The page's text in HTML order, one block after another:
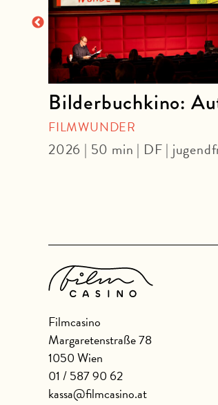
Bilderbuchkino:
FILMWUNDER
2026 | 50 min | DF |
Filmcasino
Margaretenstraße 78
1050 Wien
01 / 587 90 62
kassa@filmcasino.at